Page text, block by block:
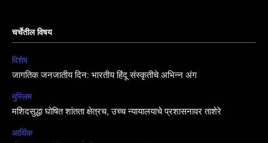
चर्चेतील विषय
विशेष
जागतिक जनजातीय दिन: भारतीय हिंदू संस्कृतीचे अभिन्न अंग
मुस्लिम
मशिदसुद्धा घोषित शांतता क्षेत्रच, उच्च न्यायालयाचे प्रशासनावर ताशेरे
आर्थिक